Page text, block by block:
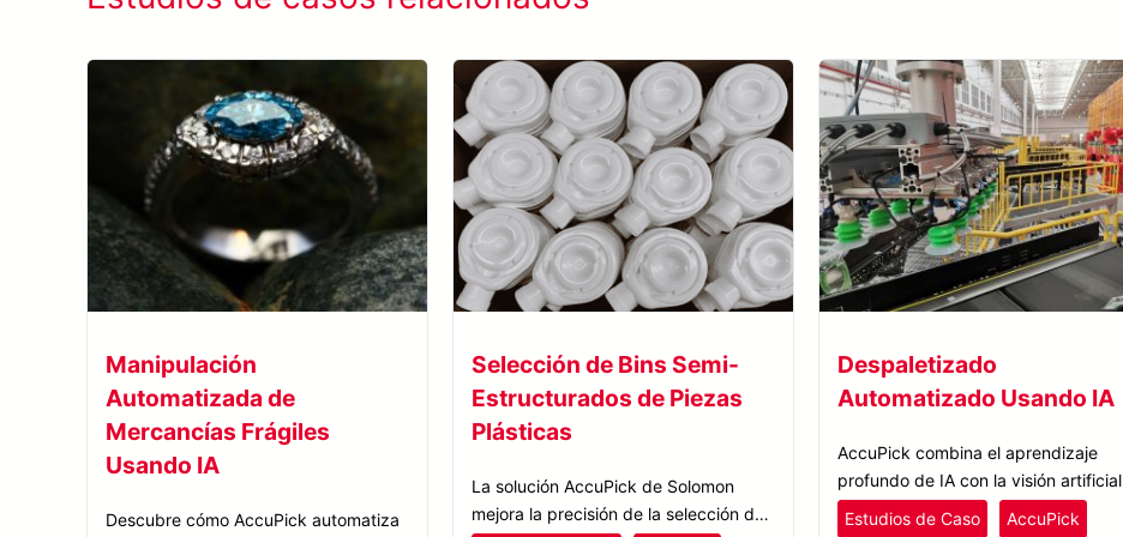
Manipulación
Automatizada de
Mercancías Frágiles
Usando IA
Descubre cómo AccuPick automatiza
Selección de Bins Semi-
Estructurados de Piezas
Plásticas
La solución AccuPick de Solomon
mejora la precisión de la selección de
Despaletizado
Automatizado Usando IA
AccuPick combina el aprendizaje
profundo de IA con la visión artificial
para el despaletizado automatizado,
Estudios de Caso AccuPick